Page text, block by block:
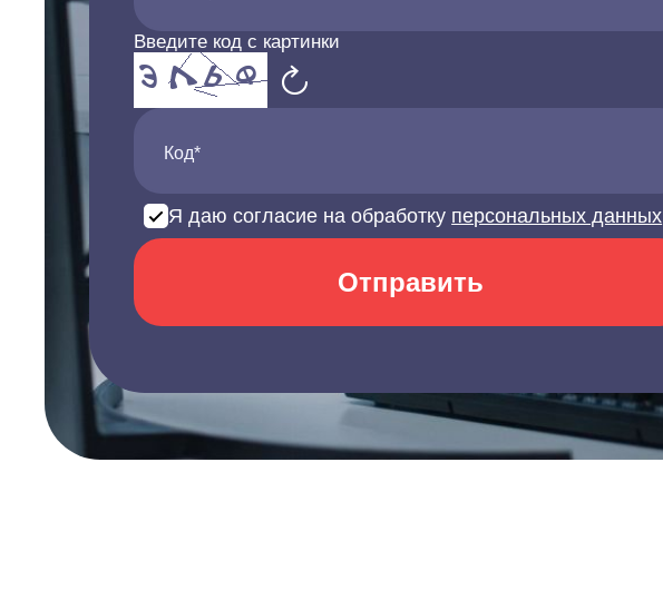
Введите код с картинки
Код*
Я даю согласие на обработку персональных данных
Отправить